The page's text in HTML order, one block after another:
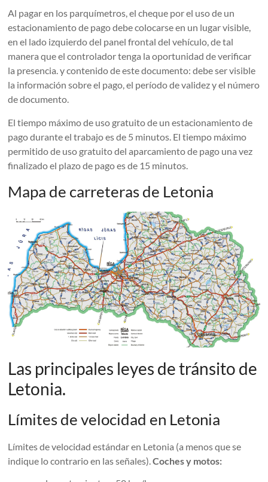
Al pagar en los parquímetros, el cheque por el uso de un
estacionamiento de pago debe colocarse en un lugar visible,
en el lado izquierdo del panel frontal del vehículo, de tal
manera que el controlador tenga la oportunidad de verificar
la presencia. y contenido de este documento: debe ser visible
la información sobre el pago, el período de validez y el número
de documento.
El tiempo máximo de uso gratuito de un estacionamiento de
pago durante el trabajo es de 5 minutos. El tiempo máximo
permitido de uso gratuito del aparcamiento de pago una vez
finalizado el plazo de pago es de 15 minutos.
Mapa de carreteras de Letonia
Las principales leyes de tránsito de
Letonia.
Límites de velocidad en Letonia
Límites de velocidad estándar en Letonia (a menos que se
indique lo contrario en las señales).Coches y motos: